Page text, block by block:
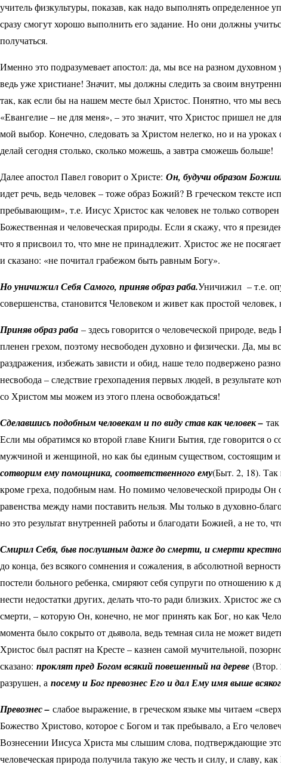
учитель физкультуры, показав, как надо выполнять определенное
сразу смогут хорошо выполнить его задание. Но они должны
получаться.
Именно это подразумевает апостол: да, мы все на разном
ведь уже христиане! Значит, мы должны следить за своим
так, как если бы на нашем месте был Христос. Понятно, что мы
«Евангелие – не для меня», – это значит, что Христос пришел не
мой выбор. Конечно, следовать за Христом нелегко, но и на
делай сегодня столько, сколько можешь, а завтра сможешь больше!
Далее апостол Павел говорит о Христе: Он, будучи образом
идет речь, ведь человек – тоже образ Божий? В греческом тексте
пребывающим», т.е. Иисус Христос как человек не только
Божественная и человеческая природы. Если я скажу, что я
что я присвоил то, что мне не принадлежит. Христос же не
и сказано: «не почитал грабежом быть равным Богу».
Но уничижил Себя Самого, приняв образ раба.Уничижил – т.е.
совершенства, становится Человеком и живет как простой
Приняв образ раба – здесь говорится о человеческой природе,
пленен грехом, поэтому несвободен духовно и физически. Да, мы
раздражения, избежать зависти и обид, наше тело подвержено
несвобода – следствие грехопадения первых людей, в результате
со Христом мы можем из этого плена освобождаться!
Сделавшись подобным человекам и по виду став как человек–
Если мы обратимся ко второй главе Книги Бытия, где говорится о
мужчиной и женщиной, но как бы единым существом, состоящим
сотворим ему помощника, соответственного ему(Быт. 2, 18).
кроме греха, подобным нам. Но помимо человеческой природы Он
равенства между нами поставить нельзя. Мы только в духовно-
но это результат внутренней работы и благодати Божией, а не то,
Смирил Себя, быв послушным даже до смерти, и смерти
до конца, без всякого сомнения и сожаления, в абсолютной
постели больного ребенка, смиряют себя супруги по отношению к
нести недостатки других, делать что-то ради близких. Христос же
смерти, – которую Он, конечно, не мог принять как Бог, но как
момента было сокрыто от дьявола, ведь темная сила не может
Христос был распят на Кресте – казнен самой мучительной,
сказано: проклят пред Богом всякий повешенный на дереве (Втор.
разрушен, а посему и Бог превознес Его и дал Ему имя выше
Превознес– слабое выражение, в греческом языке мы читаем
Божество Христово, которое с Богом и так пребывало, а Его
Вознесении Иисуса Христа мы слышим слова, подтверждающие
человеческая природа получила такую же честь и силу, и славу,